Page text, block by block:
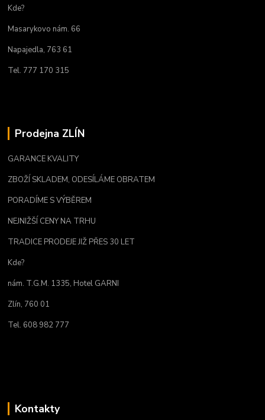
Kde?
Masarykovo nám. 66
Napajedla, 763 61
Tel. 777 170 315
Prodejna ZLÍN
GARANCE KVALITY
ZBOŽÍ SKLADEM, ODESÍLÁME OBRATEM
PORADÍME S VÝBĚREM
NEJNIŽŠÍ CENY NA TRHU
TRADICE PRODEJE JIŽ PŘES 30 LET
Kde?
nám. T.G.M. 1335, Hotel GARNI
Zlín, 760 01
Tel. 608 982 777
Kontakty